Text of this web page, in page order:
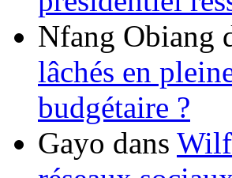
Nfang Obiang
lâchés en
budgétaire ?
Gayo dans